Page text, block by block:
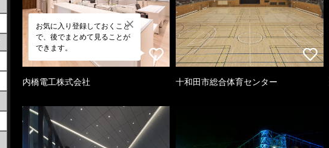
お気に入り登録しておくこと
で、後でまとめて見ることが
できます。
内橋電工株式会社 十和田市総合体育センター